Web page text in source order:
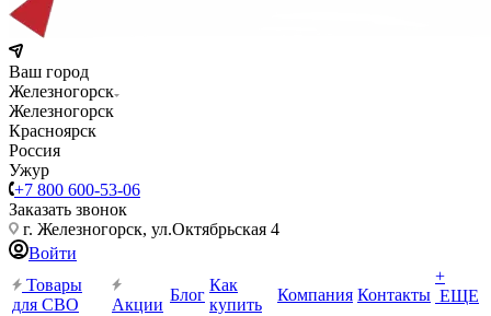
Ваш город
Железногорск
Железногорск
Красноярск
Россия
Ужур
+7 800 600-53-06
Заказать звонок
г. Железногорск, ул.Октябрьская 4
Войти
Товары
для СВО
Акции
Блог
Как
купить
Компания Контакты
+
ЕЩЕ